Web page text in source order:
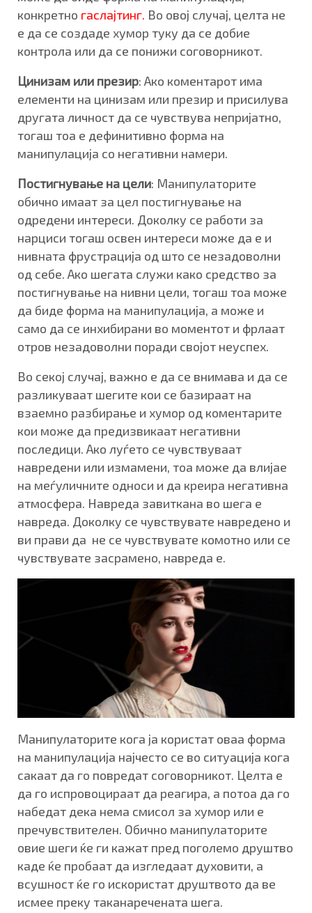
конкретно гаслајтинг. Во овој случај, целта не
е да се создаде хумор туку да се добие
контрола или да се понижи соговорникот.
Цинизам или презир: Ако коментарот има
елементи на цинизам или презир и присилува
другата личност да се чувствува непријатно,
тогаш тоа е дефинитивно форма на
манипулација со негативни намери.
Постигнување на цели: Манипулаторите
обично имаат за цел постигнување на
одредени интереси. Доколку се работи за
нарциси тогаш освен интереси може да е и
нивната фрустрација од што се незадоволни
од себе. Ако шегата служи како средство за
постигнување на нивни цели, тогаш тоа може
да биде форма на манипулација, а може и
само да се инхибирани во моментот и фрлаат
отров незадоволни поради својот неуспех.
Во секој случај, важно е да се внимава и да се
разликуваат шегите кои се базираат на
взаемно разбирање и хумор од коментарите
кои може да предизвикаат негативни
последици. Ако луѓето се чувствуваат
навредени или измамени, тоа може да влијае
на меѓуличните односи и да креира негативна
атмосфера. Навреда завиткана во шега е
навреда. Доколку се чувствувате навредено и
ви прави да не се чувствувате комотно или се
чувствувате засрамено, навреда е.
Манипулаторите кога ја користат оваа форма
на манипулација најчесто се во ситуација кога
сакаат да го повредат соговорникот. Целта е
да го испровоцираат да реагира, а потоа да го
набедат дека нема смисол за хумор или е
пречувствителен. Обично манипулаторите
овие шеги ќе ги кажат пред поголемо друштво
каде ќе пробаат да изгледаат духовити, а
всушност ќе го искористат друштвото да ве
исмее преку таканаречената шега.